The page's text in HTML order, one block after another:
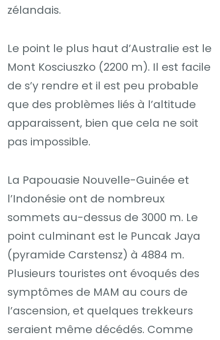
zélandais.
Le point le plus haut d’Australie est le
Mont Kosciuszko (2200 m). Il est facile
de s’y rendre et il est peu probable
que des problèmes liés à l’altitude
apparaissent, bien que cela ne soit
pas impossible.
La Papouasie Nouvelle-Guinée et
l’Indonésie ont de nombreux
sommets au-dessus de 3000 m. Le
point culminant est le Puncak Jaya
(pyramide Carstensz) à 4884 m.
Plusieurs touristes ont évoqués des
symptômes de MAM au cours de
l’ascension, et quelques trekkeurs
seraient même décédés. Comme